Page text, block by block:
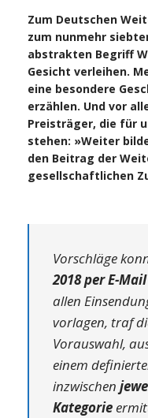
Zum Deutschen
zum nunmehr
abstrakten Begriff
Gesicht verleihen.
eine besondere
erzählen. Und vor
Preisträger, die für
stehen: »Weiter
den Beitrag der
gesellschaftlichen
Vorschläge
2018per E-MaiI
allen
vorlagen, traf
Vorauswahl,
einem
inzwischen
Kategorie